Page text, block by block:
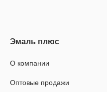
О компании
Оптовые продажи